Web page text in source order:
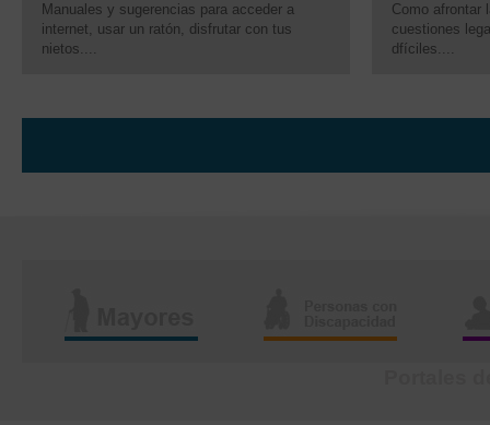
Manuales y sugerencias para acceder a
internet, usar un ratón, disfrutar con tus
nietos....
Como afrontar
cuestiones
dfíciles....